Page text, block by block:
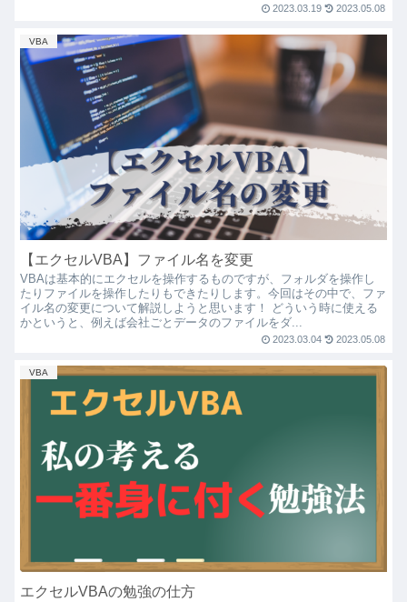
2023.03.19 2023.05.08
VBA
【エクセルVBA】ファイル名を変更
VBAは基本的にエクセルを操作するものですが、フォルダを操作し
たりファイルを操作したりもできたりします。今回はその中で、ファ
イル名の変更について解説しようと思います！ どういう時に使える
かというと、例えば会社ごとデータのファイルをダ...
2023.03.04 2023.05.08
VBA
エクセルVBAの勉強の仕方